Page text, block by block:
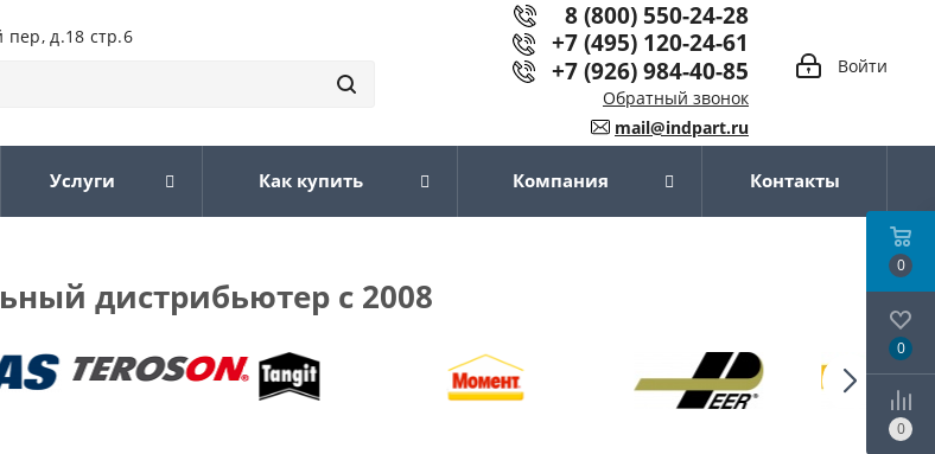
пер, д.18 стр.6
Войти
8 (800) 550-24-28
+7 (495) 120-24-61
+7 (926) 984-40-85
Обратный звонок
mail@indpart.ru
Услуги Как купить Компания Контакты
дистрибьютер с 2008
0
0
0